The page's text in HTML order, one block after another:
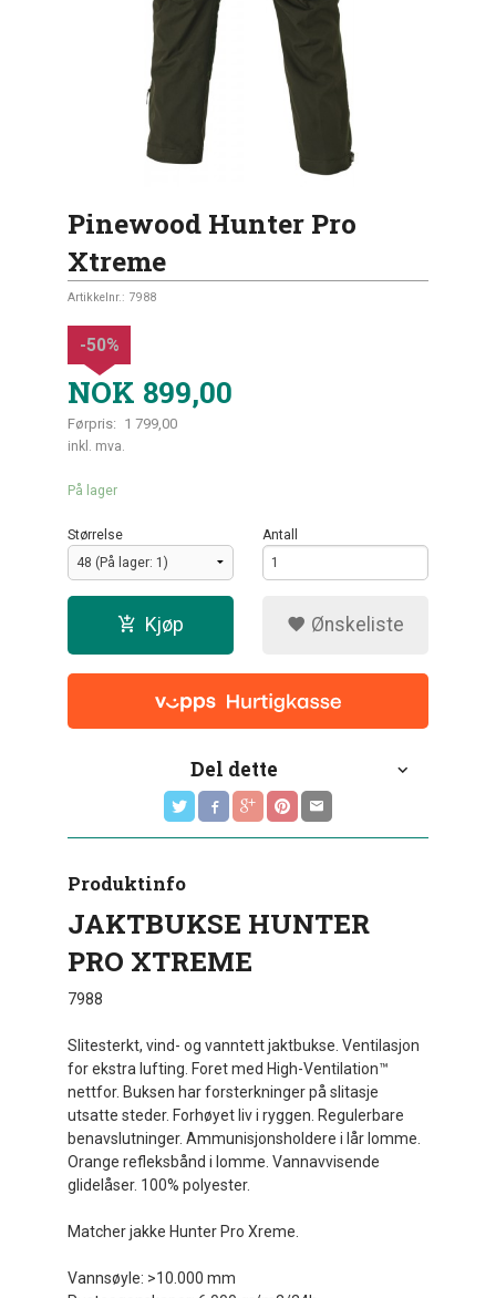
Pinewood Hunter Pro
Xtreme
Artikkelnr.: 7988
NOK 899,00
Førpris: 1 799,00
Rabatt
-50%
inkl. mva.
På lager
Størrelse Antall
Kjøp Ønskeliste
Del dette
Produktinfo
JAKTBUKSE HUNTER
PRO XTREME
7988
Slitesterkt, vind- og vanntett jaktbukse. Ventilasjon
for ekstra lufting. Foret med High-Ventilation™
nettfor. Buksen har forsterkninger på slitasje
utsatte steder. Forhøyet liv i ryggen. Regulerbare
benavslutninger. Ammunisjonsholdere i lår lomme.
Orange refleksbånd i lomme. Vannavvisende
glidelåser. 100% polyester.
Matcher jakke Hunter Pro Xreme.
Vannsøyle: >10.000 mm